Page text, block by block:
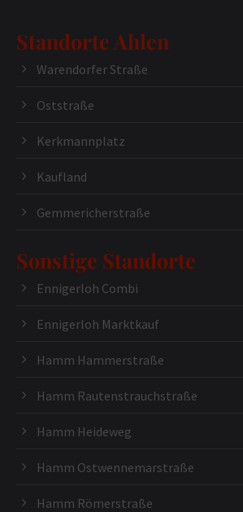
Standorte Ahlen
Warendorfer Straße
Oststraße
Kerkmannplatz
Kaufland
Gemmericherstraße
Sonstige Standorte
Ennigerloh Combi
Ennigerloh Marktkauf
Hamm Hammerstraße
Hamm Rautenstrauchstraße
Hamm Heideweg
Hamm Ostwennemarstraße
Hamm Römerstraße